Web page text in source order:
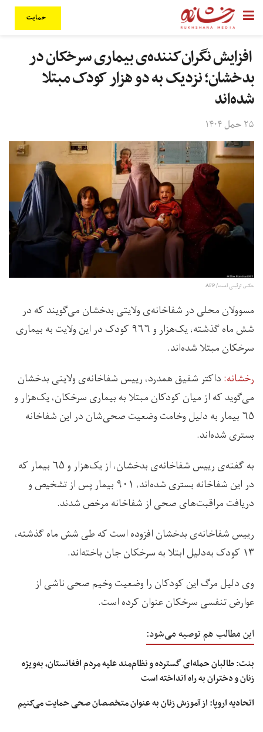
حمایت
افزایش نگران‌کننده‌ی بیماری سرخکان در
بدخشان؛ نزدیک به دو هزار کودک مبتلا
شده‌اند
۲۵ حمل ۱۴۰۴
عکس تزئینی است/ AFP
مسوولان محلی در شفاخانه‌ی ولایتی بدخشان می‌گویند که در
شش ماه گذشته، یک‌هزار و ۹۶۶ کودک در این ولایت به بیماری
سرخکان مبتلا شده‌اند.
رخشانه:داکتر شفیق همدرد، رییس شفاخانه‌ی ولایتی بدخشان
می‌گوید که از میان کودکان مبتلا به بیماری سرخکان، یک‌هزار و
۶۵ بیمار به دلیل وخامت وضعیت صحی‌شان در این شفاخانه
بستری شده‌اند.
به گفته‌ی رییس شفاخانه‌ی بدخشان، از یک‌هزار و ۶۵ بیمار که
در این شفاخانه بستری شده‌اند، ۹۰۱ بیمار پس از تشخیص و
دریافت مراقبت‌‌های صحی از شفاخانه مرخص شدند.
رییس شفاخانه‌ی بدخشان افزوده است که طی شش ماه گذشته،
۱۳ کودک به‌دلیل ابتلا به سرخکان جان باخته‌اند.
وی دلیل مرگ این کودکان را وضعیت وخیم صحی ناشی از
عوارض تنفسی سرخکان عنوان کرده است.
این مطالب هم توصیه می‌شود:
بنت: طالبان حمله‌ای گسترده و نظام‌مند علیه مردم افغانستان، به‌ویژه
زنان و دختران به راه انداخته است
اتحادیه اروپا: از آموزش زنان به عنوان متخصصان صحی حمایت می‌کنیم